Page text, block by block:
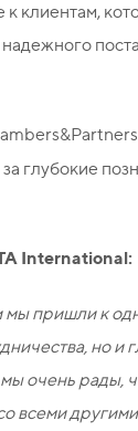
клиентам,
глубокие
International:
пришли к
но
очень рады,
всеми